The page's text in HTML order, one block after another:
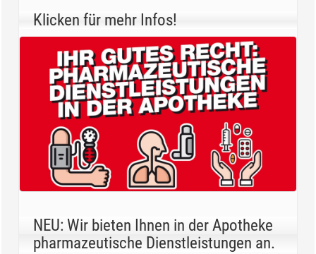
Klicken für mehr Infos!
NEU: Wir bieten Ihnen in der Apotheke
pharmazeutische Dienstleistungen an.